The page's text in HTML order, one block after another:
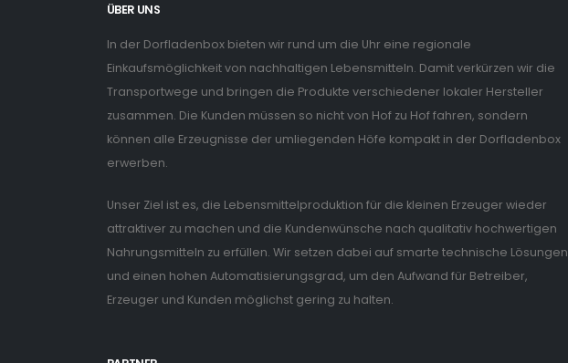
ÜBER UNS
In der Dorfladenbox bieten wir rund um die Uhr eine regionale
Einkaufsmöglichkeit von nachhaltigen Lebensmitteln. Damit verkürzen wir die
Transportwege und bringen die Produkte verschiedener lokaler Hersteller
zusammen. Die Kunden müssen so nicht von Hof zu Hof fahren, sondern
können alle Erzeugnisse der umliegenden Höfe kompakt in der Dorfladenbox
erwerben.
Unser Ziel ist es, die Lebensmittelproduktion für die kleinen Erzeuger wieder
attraktiver zu machen und die Kundenwünsche nach qualitativ hochwertigen
Nahrungsmitteln zu erfüllen. Wir setzen dabei auf smarte technische Lösungen
und einen hohen Automatisierungsgrad, um den Aufwand für Betreiber,
Erzeuger und Kunden möglichst gering zu halten.